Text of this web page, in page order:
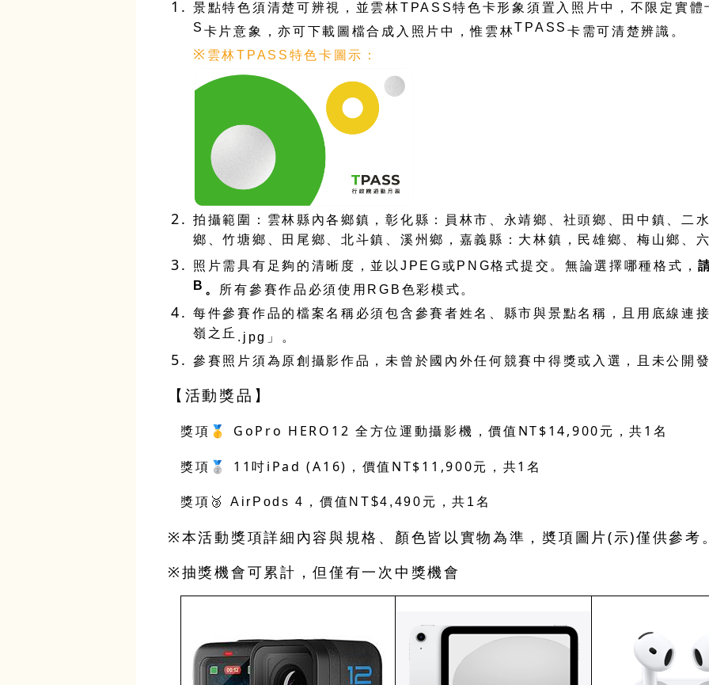
景點特色須清楚可辨視，並雲林TPASS特色卡形象須置入照片中，不限定實
S 卡片意象，亦可下載圖檔合成入照片中，惟雲林TPASS 卡需可清楚辨識。
※ 雲林TPASS 特色卡圖示：
拍攝範圍：雲林縣內各鄉鎮，彰化縣：員林市、永靖鄉、社頭鄉、田中鎮、二
鄉、竹塘鄉、田尾鄉、北斗鎮、溪州鄉，嘉義縣：大林鎮，民雄鄉、梅山鄉、
照片需具有足夠的清晰度，並以 JPEG或 PNG格式提交。無論選擇哪種格式，
B 。 所有參賽作品必須使用 RGB 色彩模式。
每件參賽作品的檔案名稱必須包含參賽者姓名
縣市與景點名稱，且用底線連
嶺之丘 .jpg 」。
參賽照片須為原創攝影作品，未曾於國內外任何競賽中得獎或入選，且未公開
【活動獎品】
獎項 🥇 GoPro HERO12 全方位運動攝影機，價值 NT$14,900 元，共 1 名
獎項 🥈 11吋 iPad (A16) ，價值 NT$11,900元，共1名
獎項 🥉 AirPods 4 ，價值 NT$4,490 元，共 1 名
※本活動獎項詳細內容與規格、顏色皆以實物為準，奬項圖片(示)僅供參考
※抽獎機會可累計，但僅有一次中獎機會